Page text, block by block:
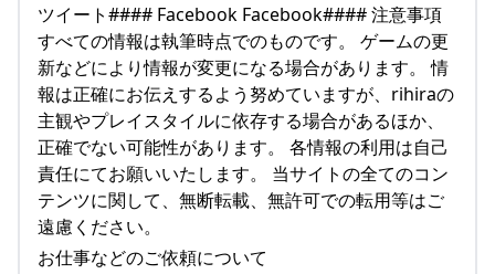
ツイート#### Facebook Facebook#### 注意事項
すべての情報は執筆時点でのものです。 ゲームの更
新などにより情報が変更になる場合があります。 情
報は正確にお伝えするよう努めていますが、rihiraの
主観やプレイスタイルに依存する場合があるほか、
正確でない可能性があります。 各情報の利用は自己
責任にてお願いいたします。 当サイトの全てのコン
テンツに関して、無断転載、無許可での転用等はご
遠慮ください。
お仕事などのご依頼について